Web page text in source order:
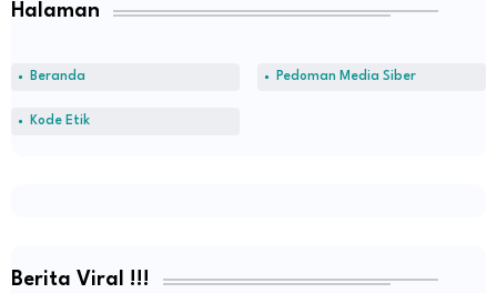
Halaman
Beranda Pedoman Media Siber
Kode Etik
Berita Viral !!!